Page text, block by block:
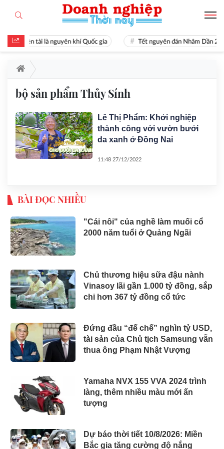
Hiền tài là nguyên khí Quốc gia Tết nguyên đán Nhâm Dần
bộ sản phẩm Thủy Sính
Lê Thị Phẩm: Khởi nghiệp
thành công với vườn bưởi
da xanh ở Đồng Nai
11:48 27/12/2022
BÀI ĐỌC NHIỀU
"Cái nôi" của nghề làm muối cổ
2000 năm tuổi ở Quảng Ngãi
Chủ thương hiệu sữa đậu nành
Vinasoy lãi gần 1.000 tỷ đồng, sắp
chi hơn 367 tỷ đồng cổ tức
Đứng đầu “đế chế” nghìn tỷ USD,
tài sản của Chủ tịch Samsung vẫn
thua ông Phạm Nhật Vượng
Yamaha NVX 155 VVA 2024 trình
làng, thêm nhiều màu mới ấn
tượng
Dự báo thời tiết 10/8/2026: Miền
Bắc gia tăng cường độ nắng